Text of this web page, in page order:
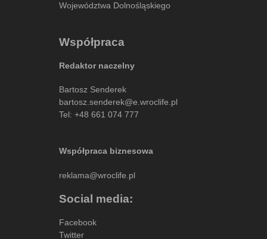
Województwa Dolnośląskiego
Współpraca
Redaktor naczelny
Bartosz Senderek
bartosz.senderek@e.wroclife.pl
Tel: +48 661 074 777
Współpraca biznesowa
reklama@wroclife.pl
Social media:
Facebook
Twitter